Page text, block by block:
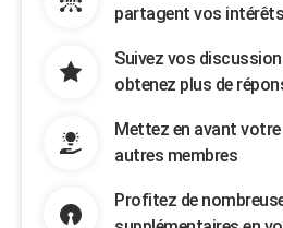
partagent vos intérêts
Suivez vos
obtenez plus de
Mettez en avant
autres membres
Profitez de